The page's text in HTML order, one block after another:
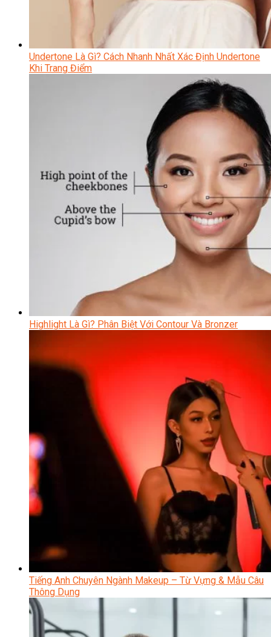
Undertone Là Gì? Cách Nhanh Nhất Xác Định Undertone
Khi Trang Điểm
Highlight Là Gì? Phân Biệt Với Contour Và Bronzer
Tiếng Anh Chuyên Ngành Makeup – Từ Vựng & Mẫu Câu
Thông Dụng